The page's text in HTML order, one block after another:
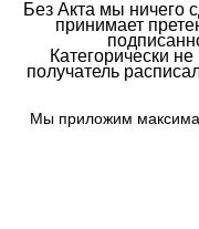
Без Акта мы ничего
принимает
Категорически
получатель
Мы приложим